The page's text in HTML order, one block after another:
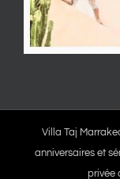
Villa Taj
anniversaires et
privée